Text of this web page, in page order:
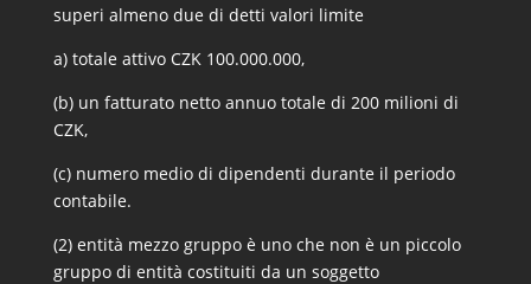
superi almeno due di detti valori limite
a) totale attivo CZK 100.000.000,
(b) un fatturato netto annuo totale di 200 milioni di
CZK,
(c) numero medio di dipendenti durante il periodo
contabile.
(2) entità mezzo gruppo è uno che non è un piccolo
gruppo di entità costituiti da un soggetto